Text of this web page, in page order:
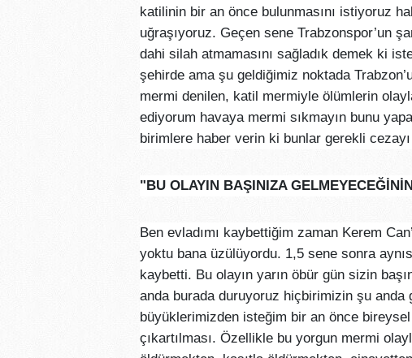
katilinin bir an önce bulunmasını istiyoruz
uğraşıyoruz. Geçen sene Trabzonspor’un
dahi silah atmamasını sağladık demek ki
şehirde ama şu geldiğimiz noktada
mermi denilen, katil mermiyle ölümlerin
ediyorum havaya mermi sıkmayın bunu
birimlere haber verin ki bunlar gerekli
"BU OLAYIN BAŞINIZA
Ben evladımı kaybettiğim zaman Kerem
yoktu bana üzülüyordu. 1,5 sene sonra
kaybetti. Bu olayın yarın öbür gün sizin
anda burada duruyoruz hiçbirimizin şu
büyüklerimizden isteğim bir an önce
çıkartılması. Özellikle bu yorgun mermi